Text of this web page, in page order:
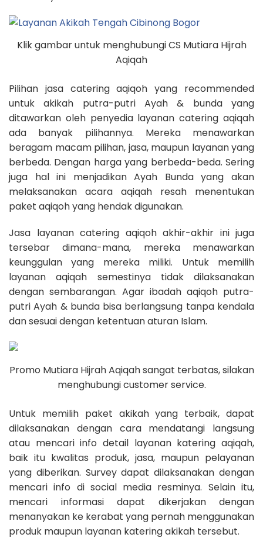
Klik gambar untuk menghubungi CS Mutiara Hijrah
Aqiqah
Pilihan jasa catering aqiqoh yang recommended
untuk akikah putra-putri Ayah & bunda yang
ditawarkan oleh penyedia layanan catering aqiqah
ada banyak pilihannya. Mereka menawarkan
beragam macam pilihan, jasa, maupun layanan yang
berbeda. Dengan harga yang berbeda-beda. Sering
juga hal ini menjadikan Ayah Bunda yang akan
melaksanakan acara aqiqah resah menentukan
paket aqiqoh yang hendak digunakan.
Jasa layanan catering aqiqoh akhir-akhir ini juga
tersebar dimana-mana, mereka menawarkan
keunggulan yang mereka miliki. Untuk memilih
layanan aqiqah semestinya tidak dilaksanakan
dengan sembarangan. Agar ibadah aqiqoh putra-
putri Ayah & bunda bisa berlangsung tanpa kendala
dan sesuai dengan ketentuan aturan Islam.
Promo Mutiara Hijrah Aqiqah sangat terbatas, silakan
menghubungi customer service.
Untuk memilih paket akikah yang terbaik, dapat
dilaksanakan dengan cara mendatangi langsung
atau mencari info detail layanan katering aqiqah,
baik itu kwalitas produk, jasa, maupun pelayanan
yang diberikan. Survey dapat dilaksanakan dengan
mencari info di social media resminya. Selain itu,
mencari informasi dapat dikerjakan dengan
menanyakan ke kerabat yang pernah menggunakan
produk maupun layanan katering akikah tersebut.